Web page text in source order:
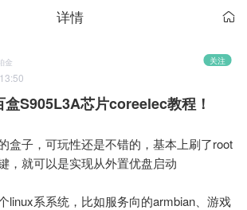
详情
关注
金
S905L3A芯片coreelec教程！
盒子，可玩性还是不错的，基本上刷了root
，就可以是实现从外置优盘启动
linux系系统，比如服务向的armbian、游戏